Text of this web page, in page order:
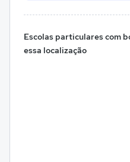
Escolas particulares com
essa localização